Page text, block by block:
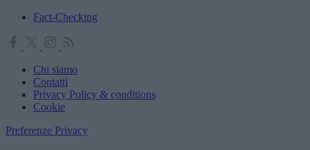
Fact-Checking
Chi siamo
Contatti
Privacy Policy & conditions
Cookie
Preferenze Privacy